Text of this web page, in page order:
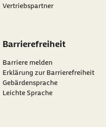
Vertriebspartner
Barrierefreiheit
Barriere melden
Erklärung zur Barrierefreiheit
Gebärdensprache
Leichte Sprache